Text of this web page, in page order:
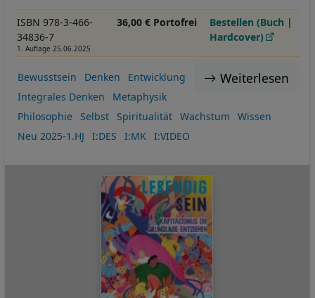
ISBN 978-3-466-
34836-7
1. Auflage 25.06.2025
36,00 € Portofrei
Bestellen (Buch |
Hardcover)
Weiterlesen
Bewusstsein Denken
Entwicklung
Integrales Denken
Metaphysik
Philosophie
Selbst Spiritualität Wachstum
Wissen
Neu 2025-1.HJ
I:DES I:MK I:VIDEO